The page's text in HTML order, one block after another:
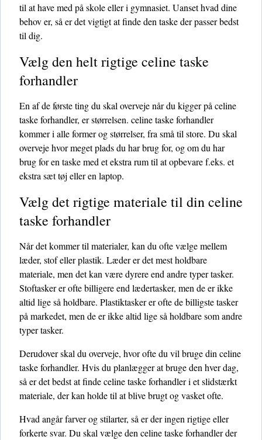
til at have med på skole eller i gymnasiet. Uanset hvad dine
behov er, så er det vigtigt at finde den taske der passer bedst
til dig.
Vælg den helt rigtige celine taske
forhandler
En af de første ting du skal overveje når du kigger på celine
taske forhandler, er størrelsen. celine taske forhandler
kommer i alle former og størrelser, fra små til store. Du skal
overveje hvor meget plads du har brug for, og om du har
brug for en taske med et ekstra rum til at opbevare f.eks. et
ekstra sæt tøj eller en laptop.
Vælg det rigtige materiale til din celine
taske forhandler
Når det kommer til materialer, kan du ofte vælge mellem
læder, stof eller plastik. Læder er det mest holdbare
materiale, men det kan være dyrere end andre typer tasker.
Stoftasker er ofte billigere end lædertasker, men de er ikke
altid lige så holdbare. Plastiktasker er ofte de billigste tasker
på markedet, men de er ikke altid lige så holdbare som andre
typer tasker.
Derudover skal du overveje, hvor ofte du vil bruge din celine
taske forhandler. Hvis du planlægger at bruge den hver dag,
så er det bedst at finde celine taske forhandler i et slidstærkt
materiale, der kan holde til at blive brugt og vasket ofte.
Hvad angår farver og stilarter, så er der ingen rigtige eller
forkerte svar. Du skal vælge den celine taske forhandler der